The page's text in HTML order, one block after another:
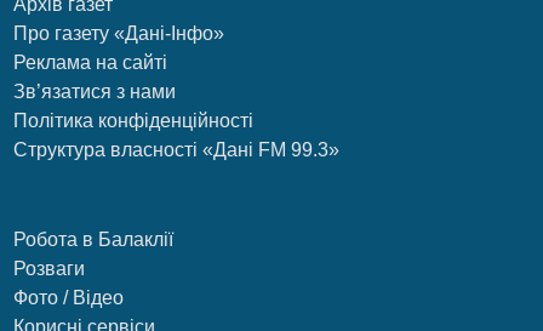
Архів газет
Про газету «Дані-Інфо»
Реклама на сайті
Зв’язатися з нами
Політика конфіденційності
Структура власності «Дані FM 99.3»
Робота в Балаклії
Розваги
Фото / Відео